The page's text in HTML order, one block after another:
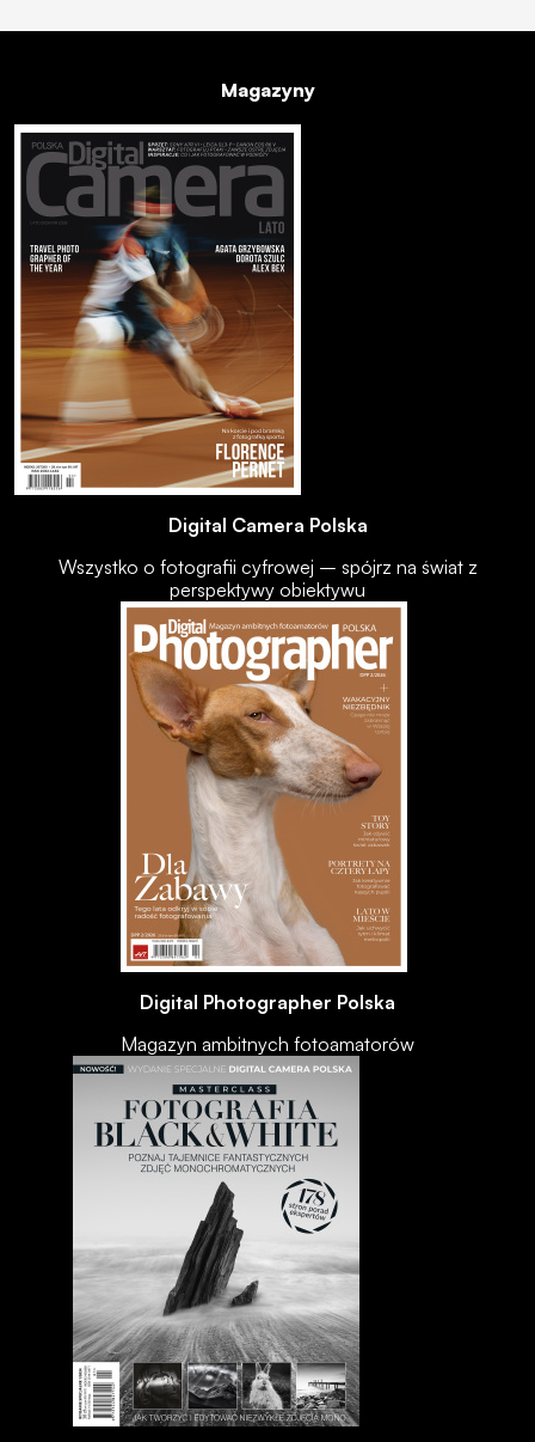
Magazyny
Digital Camera Polska
Wszystko o fotografii cyfrowej – spójrz na świat z
perspektywy obiektywu
Digital Photographer Polska
Magazyn ambitnych fotoamatorów